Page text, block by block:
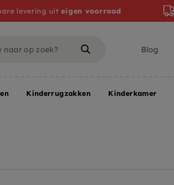
levering uiteigen voorraad
Zoeken Blog
Kinderrugzakken Kinderkamer